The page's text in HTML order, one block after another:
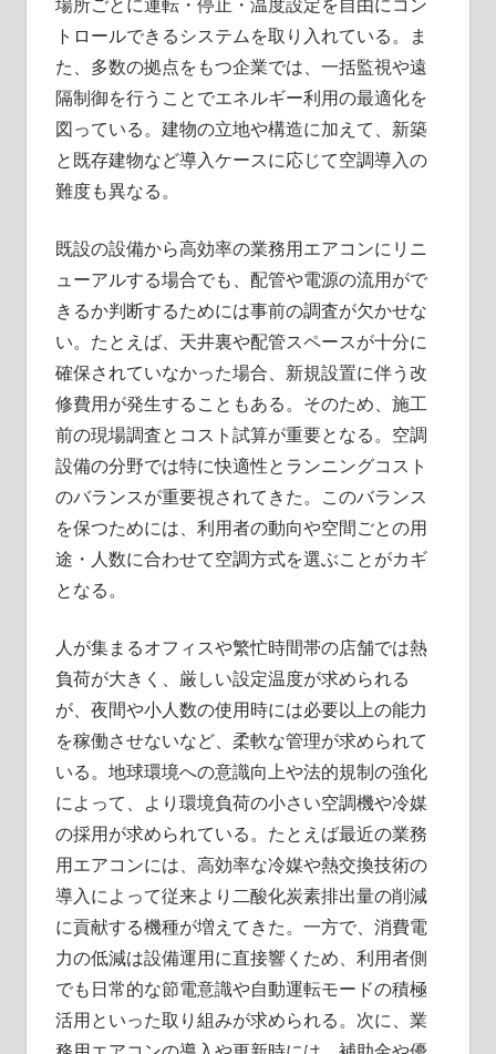
トロールできるシステムを取り入れている。ま
た、多数の拠点をもつ企業では、一括監視や遠
隔制御を行うことでエネルギー利用の最適化を
図っている。建物の立地や構造に加えて、新築
と既存建物など導入ケースに応じて空調導入の
難度も異なる。
既設の設備から高効率の業務用エアコンにリニ
ューアルする場合でも、配管や電源の流用がで
きるか判断するためには事前の調査が欠かせな
い。たとえば、天井裏や配管スペースが十分に
確保されていなかった場合、新規設置に伴う改
修費用が発生することもある。そのため、施工
前の現場調査とコスト試算が重要となる。空調
設備の分野では特に快適性とランニングコスト
のバランスが重要視されてきた。このバランス
を保つためには、利用者の動向や空間ごとの用
途・人数に合わせて空調方式を選ぶことがカギ
となる。
人が集まるオフィスや繁忙時間帯の店舗では熱
負荷が大きく、厳しい設定温度が求められる
が、夜間や小人数の使用時には必要以上の能力
を稼働させないなど、柔軟な管理が求められて
いる。地球環境への意識向上や法的規制の強化
によって、より環境負荷の小さい空調機や冷媒
の採用が求められている。たとえば最近の業務
用エアコンには、高効率な冷媒や熱交換技術の
導入によって従来より二酸化炭素排出量の削減
に貢献する機種が増えてきた。一方で、消費電
力の低減は設備運用に直接響くため、利用者側
でも日常的な節電意識や自動運転モードの積極
活用といった取り組みが求められる。次に、業